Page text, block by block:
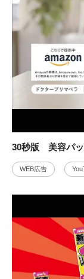
30秒版 美容パ
WEB広告
10万円～30万円
サービス紹介
株式会社アーデント